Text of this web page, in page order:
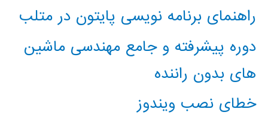
راهنمای برنامه نویسی پایتون در متلب
دوره پیشرفته و جامع مهندسی ماشین
های بدون راننده
خطای نصب ویندوز